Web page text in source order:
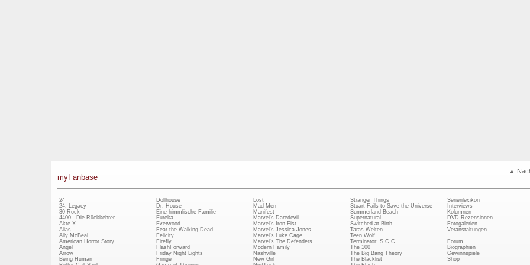
▲
myFanbase
24
24: Legacy
30 Rock
4400 - Die Rückkehrer
Akte X
Alias
Ally McBeal
American Horror Story
Angel
Arrow
Being Human
Dollhouse
Dr. House
Eine himmlische Familie
Eureka
Everwood
Fear the Walking Dead
Felicity
Firefly
FlashForward
Friday Night Lights
Fringe
Lost
Mad Men
Manifest
Marvel's Daredevil
Marvel's Iron Fist
Marvel's Jessica Jones
Marvel's Luke Cage
Marvel's The Defenders
Modern Family
Nashville
New Girl
Stranger Things
Stuart Fails to Save the Universe
Summerland Beach
Supernatural
Switched at Birth
Taras Welten
Teen Wolf
Terminator: S.C.C.
The 100
The Big Bang Theory
The Blacklist
Serienlexikon
Interviews
Kolumnen
DVD-Rezensionen
Fotogalerien
Veranstaltungen
Forum
Biographien
Gewinnspiele
Shop